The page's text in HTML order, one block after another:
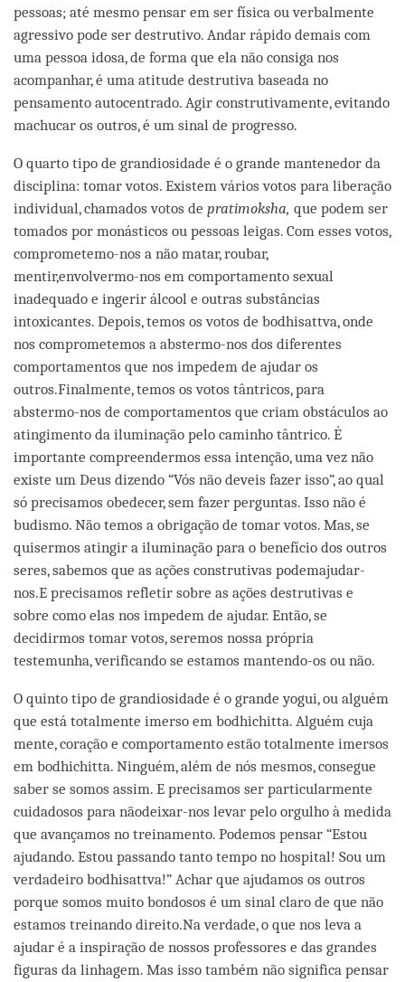
pessoas; até mesmo pensar em ser física ou verbalmente
agressivo pode ser destrutivo. Andar rápido demais com
uma pessoa idosa, de forma que ela não consiga nos
acompanhar, é uma atitude destrutiva baseada no
pensamento autocentrado. Agir construtivamente, evitando
machucar os outros, é um sinal de progresso.
O quarto tipo de grandiosidade é o grande mantenedor da
disciplina: tomar votos. Existem vários votos para liberação
individual, chamados votos de pratimoksha, que podem ser
tomados por monásticos ou pessoas leigas. Com esses votos,
comprometemo-nos a não matar, roubar,
mentir,envolvermo-nos em comportamento sexual
inadequado e ingerir álcool e outras substâncias
intoxicantes. Depois, temos os votos de bodhisattva, onde
nos comprometemos a abstermo-nos dos diferentes
comportamentos que nos impedem de ajudar os
outros.Finalmente, temos os votos tântricos, para
abstermo-nos de comportamentos que criam obstáculos ao
atingimento da iluminação pelo caminho tântrico. É
importante compreendermos essa intenção, uma vez não
existe um Deus dizendo “Vós não deveis fazer isso”, ao qual
só precisamos obedecer, sem fazer perguntas. Isso não é
budismo. Não temos a obrigação de tomar votos. Mas, se
quisermos atingir a iluminação para o benefício dos outros
seres, sabemos que as ações construtivas podemajudar-
nos.E precisamos refletir sobre as ações destrutivas e
sobre como elas nos impedem de ajudar. Então, se
decidirmos tomar votos, seremos nossa própria
testemunha, verificando se estamos mantendo-os ou não.
O quinto tipo de grandiosidade é o grande yogui, ou alguém
que está totalmente imerso em bodhichitta. Alguém cuja
mente, coração e comportamento estão totalmente imersos
em bodhichitta. Ninguém, além de nós mesmos, consegue
saber se somos assim. E precisamos ser particularmente
cuidadosos para nãodeixar-nos levar pelo orgulho à medida
que avançamos no treinamento. Podemos pensar “Estou
ajudando. Estou passando tanto tempo no hospital! Sou um
verdadeiro bodhisattva!” Achar que ajudamos os outros
porque somos muito bondosos é um sinal claro de que não
estamos treinando direito.Na verdade, o que nos leva a
ajudar é a inspiração de nossos professores e das grandes
figuras da linhagem. Mas isso também não significa pensar